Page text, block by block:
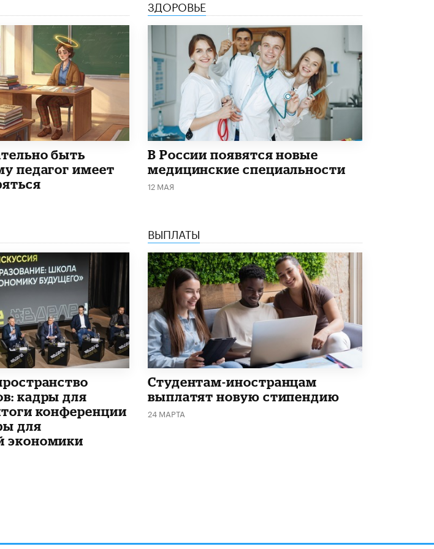
В Минобрнауки рассказали о новых
правилах приема в аспирантуру
1 ИЮНЯ /КАЧЕСТВО ОБРАЗОВАНИЯ
быть
педагог имеет
ЗДОРОВЬЕ
В России появятся новые
медицинские специальности
12 МАЯ
кадры для
конференции
для
экономики
ВЫПЛАТЫ
Студентам-иностранцам
выплатят новую стипендию
24 МАРТА